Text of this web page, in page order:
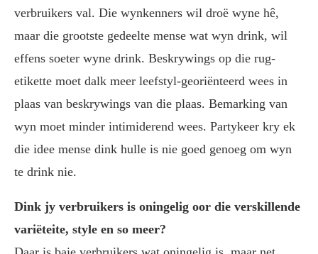
verbruikers val. Die wynkenners wil droë wyne hê,
maar die grootste gedeelte mense wat wyn drink, wil
effens soeter wyne drink. Beskrywings op die rug-
etikette moet dalk meer leefstyl-georiënteerd wees in
plaas van beskrywings van die plaas. Bemarking van
wyn moet minder intimiderend wees. Partykeer kry ek
die idee mense dink hulle is nie goed genoeg om wyn
te drink nie.
Dink jy verbruikers is oningelig oor die verskillende
variëteite, style en so meer?